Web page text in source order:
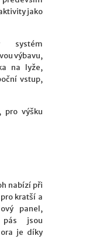
jako
systém
výbavu,
na lyže,
vstup,
pro výšku
nabízí při
kratší a
panel,
jsou
je díky